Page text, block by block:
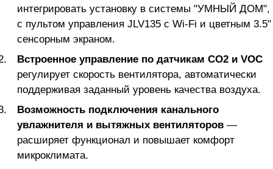
интегрировать установку в системы "УМНЫЙ ДОМ",
с пультом управления JLV135 с Wi-Fi и цветным 3.5"
сенсорным экраном.
Встроенное управление по датчикам CO2 и VOC
регулирует скорость вентилятора, автоматически
поддерживая заданный уровень качества воздуха.
Возможность подключения канального
увлажнителя и вытяжных вентиляторов —
расширяет функционал и повышает комфорт
микроклимата.